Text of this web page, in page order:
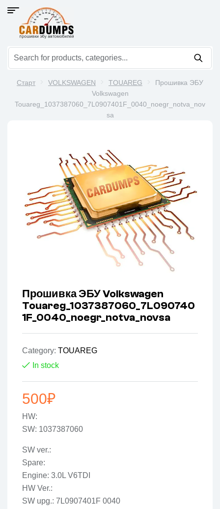
Старт VOLKSWAGEN TOUAREG
Прошивка ЭБУ
Volkswagen
Touareg_1037387060_7L0907401F_0040_noegr_notva_nov
sa
Прошивка ЭБУ Volkswagen
Touareg_1037387060_7L090740
1F_0040_noegr_notva_novsa
Category: TOUAREG
In stock
500₽
HW:
SW: 1037387060
SW ver.:
Spare:
Engine: 3.0L V6TDI
HW Ver.:
SW upg.: 7L0907401F 0040